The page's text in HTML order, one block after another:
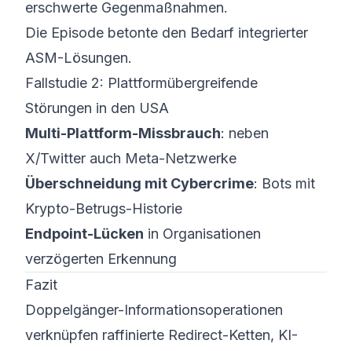
erschwerte Gegenmaßnahmen.
Die Episode betonte den Bedarf integrierter
ASM-Lösungen.
Fallstudie 2: Plattformübergreifende
Störungen in den USA
Multi-Plattform-Missbrauch: neben
X/Twitter auch Meta-Netzwerke
Überschneidung mit Cybercrime: Bots mit
Krypto-Betrugs-Historie
Endpoint-Lücken in Organisationen
verzögerten Erkennung
Fazit
Doppelgänger-Informations­operationen
verknüpfen raffinierte Redirect-Ketten, KI-